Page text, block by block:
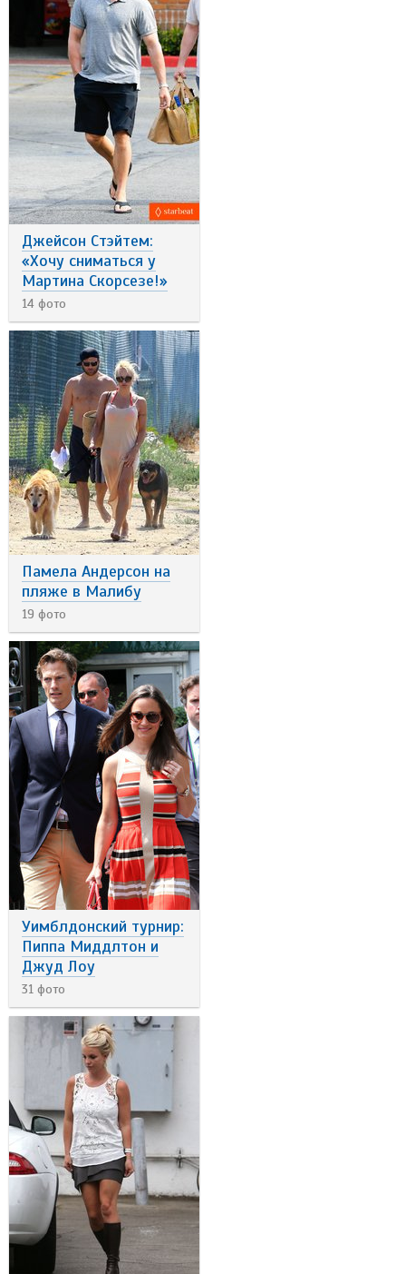
Джейсон Стэйтем:
«Хочу сниматься у
Мартина Скорсезе!»
14 фото
Памела Андерсон на
пляже в Малибу
19 фото
Уимблдонский турнир:
Пиппа Миддлтон и
Джуд Лоу
31 фото